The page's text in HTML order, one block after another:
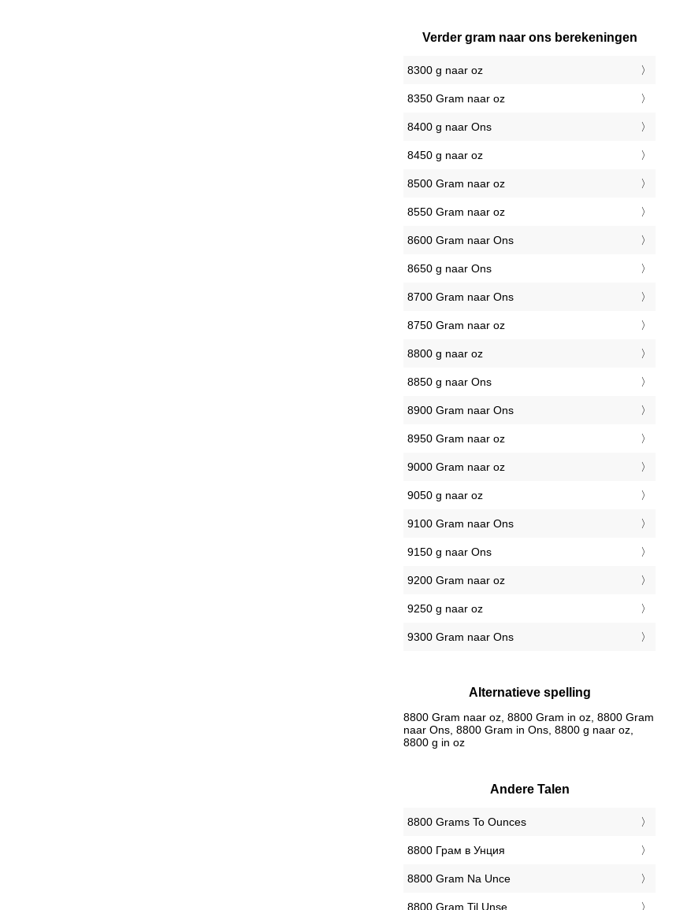
Verder gram naar ons berekeningen
8300 g naar oz
8350 Gram naar oz
8400 g naar Ons
8450 g naar oz
8500 Gram naar oz
8550 Gram naar oz
8600 Gram naar Ons
8650 g naar Ons
8700 Gram naar Ons
8750 Gram naar oz
8800 g naar oz
8850 g naar Ons
8900 Gram naar Ons
8950 Gram naar oz
9000 Gram naar oz
9050 g naar oz
9100 Gram naar Ons
9150 g naar Ons
9200 Gram naar oz
9250 g naar oz
9300 Gram naar Ons
Alternatieve spelling
8800 Gram naar oz, 8800 Gram in oz, 8800 Gram
naar Ons, 8800 Gram in Ons, 8800 g naar oz,
8800 g in oz
Andere Talen
‎8800 Grams To Ounces
‎8800 Грам в Унция
‎8800 Gram Na Unce
‎8800 Gram Til Unse